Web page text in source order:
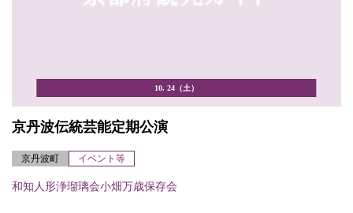
10. 24（土）
京丹波伝統芸能定期公演
京丹波町 イベント等
和知人形浄瑠璃会小畑万歳保存会